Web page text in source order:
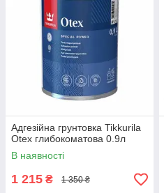
Адгезійна грунтовка Tikkurila
Otex глибокоматова 0.9л
В наявності
1 215 ₴ 1 350 ₴